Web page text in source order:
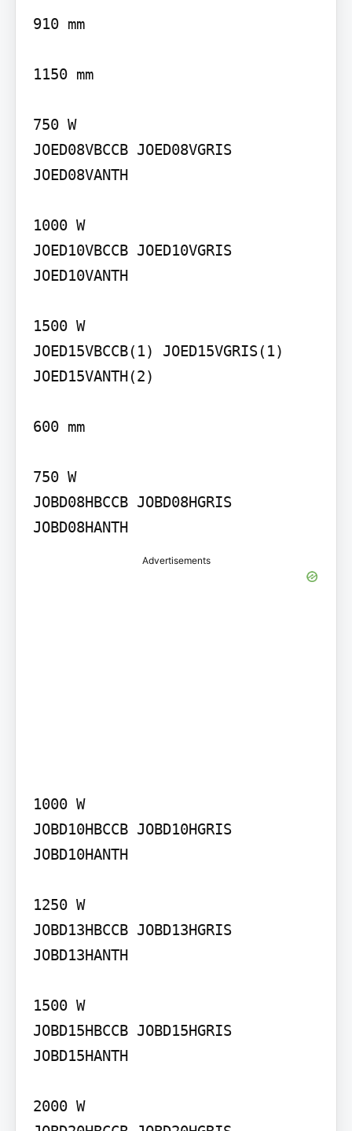
910 mm
1150 mm
750 W
JOED08VBCCB JOED08VGRIS
JOED08VANTH
1000 W
JOED10VBCCB JOED10VGRIS
JOED10VANTH
1500 W
JOED15VBCCB(1) JOED15VGRIS(1)
JOED15VANTH(2)
600 mm
750 W
JOBD08HBCCB JOBD08HGRIS
JOBD08HANTH
Advertisements
1000 W
JOBD10HBCCB JOBD10HGRIS
JOBD10HANTH
1250 W
JOBD13HBCCB JOBD13HGRIS
JOBD13HANTH
1500 W
JOBD15HBCCB JOBD15HGRIS
JOBD15HANTH
2000 W